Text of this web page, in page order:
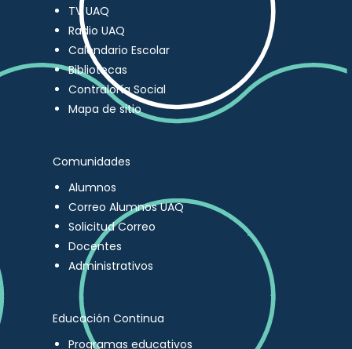
TV UAQ
Radio UAQ
Calendario Escolar
Bibliotecas
Contraloría Social
Mapa de sitio
Comunidades
Alumnos
Correo Alumnos UAQ
Solicitud Correo
Docentes
Administrativos
Educación Continua
Programas educativos